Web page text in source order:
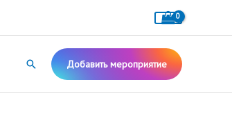
Поиск Добавить мероприятие